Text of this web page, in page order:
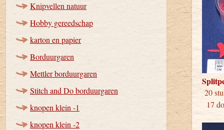
Knipvellen natuur
Hobby gereedschap
karton en papier
Borduurgaren
Mettler borduurgaren
Stitch and Do borduurgaren
knopen klein -1
knopen klein -2
17